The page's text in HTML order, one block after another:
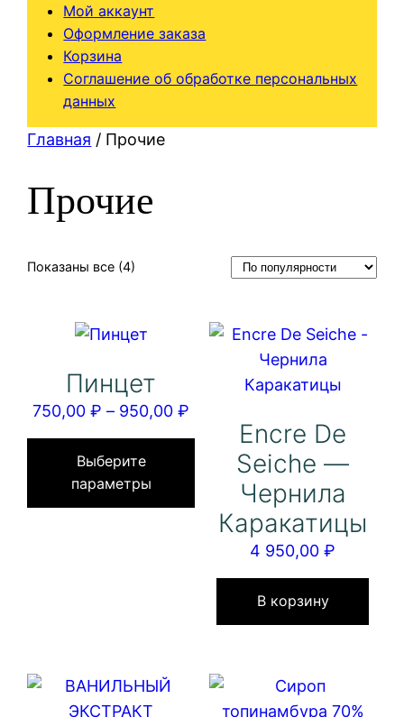
Мой аккаунт
Оформление заказа
Корзина
Соглашение об обработке персональных
данных
Главная / Прочие
Прочие
Показаны все (4)
Пинцет
750,00₽ – 950,00₽
цен:
750,00 ₽
950,00 ₽
Выберите
параметры
Этот
товар
имеет
несколько
вариаций.
выбрать
товара.
Encre De
Seiche —
Чернила
Каракатицы
4 950,00₽
В корзину